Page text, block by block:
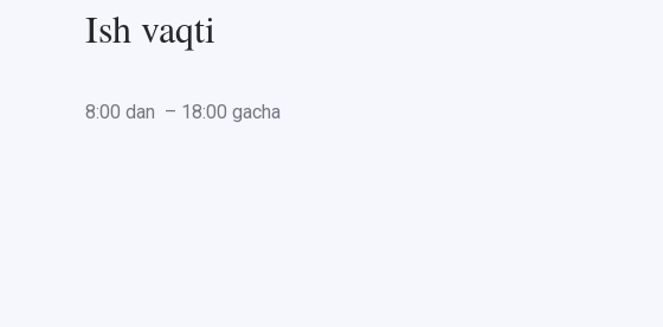
Ish vaqti
8:00 dan – 18:00 gacha